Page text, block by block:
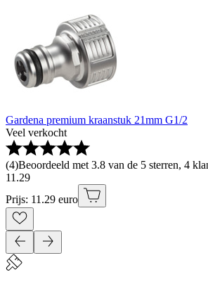
Gardena premium kraanstuk 21mm G1/2
Veel verkocht
(4)Beoordeeld met 3.8 van de 5 sterren, 4
11 .29
Prijs: 11.29 euro